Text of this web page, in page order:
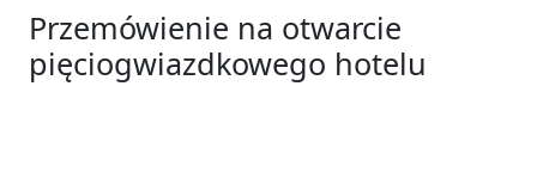
Przemówienie na otwarcie
pięciogwiazdkowego hotelu